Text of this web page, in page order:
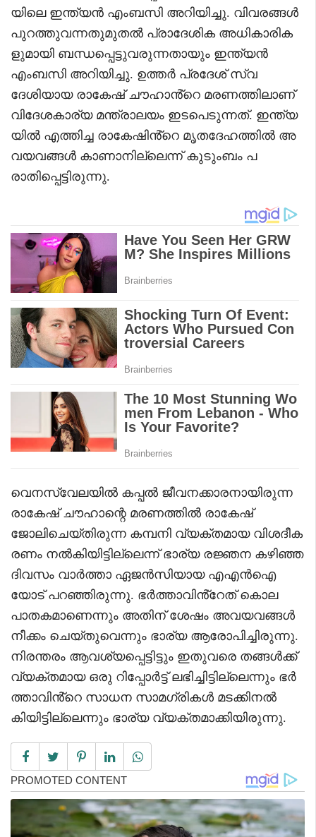
യിലെ ഇന്ത്യൻ എംബസി അറിയിച്ചു. വിവരങ്ങൾ
പുറത്തുവന്നതുമുതൽ പ്രാദേശിക അധികാരിക
ളുമായി ബന്ധപ്പെട്ടുവരുന്നതായും ഇന്ത്യൻ
എംബസി അറിയിച്ചു. ഉത്തർ പ്രദേശ് സ്വ
ദേശിയായ രാകേഷ് ചൗഹാൻ്റെ മരണത്തിലാണ്
വിദേശകാര്യ മന്ത്രാലയം ഇടപെടുന്നത്. ഇന്ത്യ
യിൽ എത്തിച്ച രാകേഷിൻ്റെ മൃതദേഹത്തിൽ അ
വയവങ്ങൾ കാണാനില്ലെന്ന് കുടുംബം പ
രാതിപ്പെട്ടിരുന്നു.
വെനസ്വേലയിൽ കപ്പൽ ജീവനക്കാരനായിരുന്ന
രാകേഷ് ചൗഹാന്റെ മരണത്തിൽ രാകേഷ്
ജോലിചെയ്തിരുന്ന കമ്പനി വ്യക്തമായ വിശദീക
രണം നൽകിയിട്ടില്ലെന്ന് ഭാര്യ രജ്ഞന കഴിഞ്ഞ
ദിവസം വാ‍ർത്താ ഏജൻസിയായ എഎൻഐ
യോട് പറഞ്ഞിരുന്നു. ഭർത്താവിൻ്റേത് കൊല
പാതകമാണെന്നും അതിന് ശേഷം അവയവങ്ങൾ
നീക്കം ചെയ്തുവെന്നും ഭാര്യ ആരോപിച്ചിരുന്നു.
നിരന്തരം ആവശ്യപ്പെട്ടിട്ടും ഇതുവരെ തങ്ങൾക്ക്
വ്യക്തമായ ഒരു റിപ്പോർട്ട് ലഭിച്ചിട്ടില്ലെന്നും ഭർ
ത്താവിൻ്റെ സാധന സാമ​ഗ്രികൾ മടക്കിനൽ
കിയിട്ടില്ലെന്നും ഭാര്യ വ്യക്തമാക്കിയിരുന്നു.